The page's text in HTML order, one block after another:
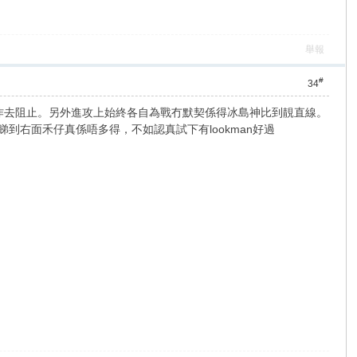
舉報
34#
阻止。另外進攻上始終各自為戰冇默契係得冰島神比到靚直線。
到右面禾仔真係唔多得，不如認真試下有lookman好過